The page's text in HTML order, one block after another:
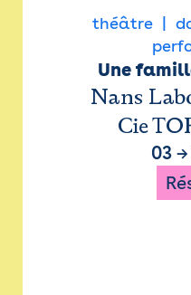
théâtre
Une
Nans
Cie
03 →